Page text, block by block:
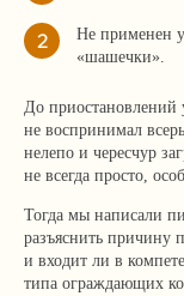
2
Не применен
«шашечки».
До
не воспринимал
нелепо и чересчур
не всегда просто,
Тогда мы написали
разъяснить причину
и входит ли в
типа ограждающих